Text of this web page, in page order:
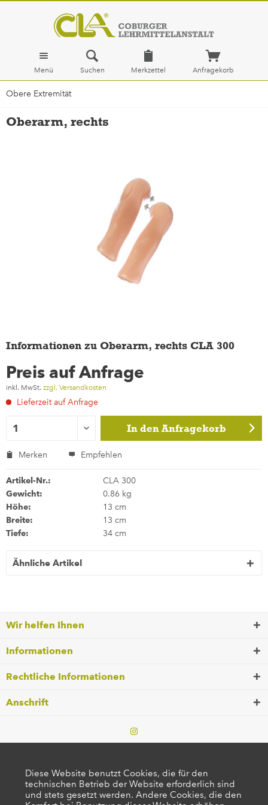
Menü Suchen Merkzettel Anfragekorb
Obere Extremität
Oberarm, rechts
Informationen zu Oberarm, rechts CLA 300
Preis auf Anfrage
inkl. MwSt. zzgl. Versandkosten
Lieferzeit auf Anfrage
In den Anfragekorb
Merken Empfehlen
Artikel-Nr.: CLA 300
Gewicht: 0.86 kg
Höhe: 13 cm
Breite: 13 cm
Tiefe: 34 cm
Ähnliche Artikel
Wir helfen Ihnen
Informationen
Rechtliche Informationen
Anschrift
Diese Website benutzt Cookies, die für den
technischen Betrieb der Website erforderlich sind
und stets gesetzt werden. Andere Cookies, die den